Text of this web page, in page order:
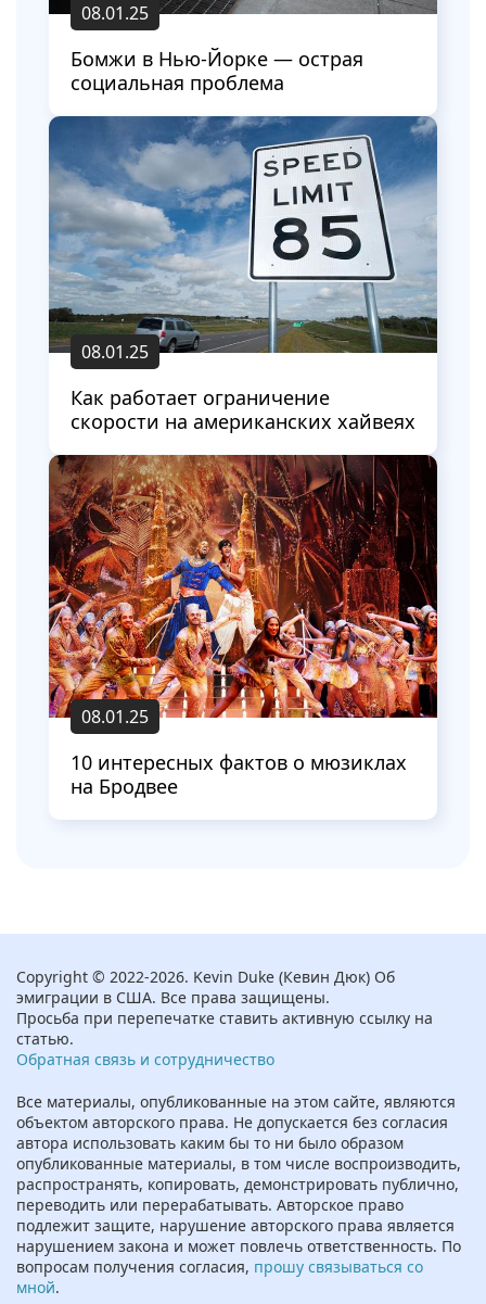
08.01.25
Бомжи в Нью-Йорке — острая
социальная проблема
08.01.25
Как работает ограничение
скорости на американских хайвеях
08.01.25
10 интересных фактов о мюзиклах
на Бродвее
Copyright © 2022-2026. Kevin Duke (Кевин Дюк) Об
эмиграции в США. Все права защищены.
Просьба при перепечатке ставить активную ссылку на
статью.
Обратная связь и сотрудничество
Все материалы, опубликованные на этом сайте, являются
объектом авторского права. Не допускается без согласия
автора использовать каким бы то ни было образом
опубликованные материалы, в том числе воспроизводить,
распространять, копировать, демонстрировать публично,
переводить или перерабатывать. Авторское право
подлежит защите, нарушение авторского права является
нарушением закона и может повлечь ответственность. По
вопросам получения согласия, прошу связываться со
мной.